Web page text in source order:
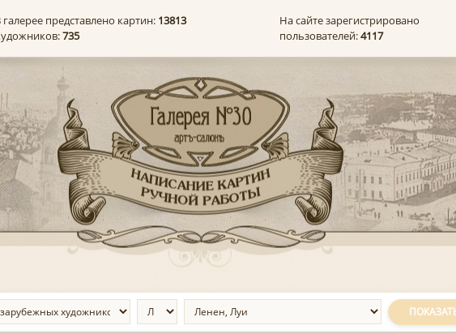
галерее представлено картин: 13813
735
На сайте зарегистрировано
пользователей:4117